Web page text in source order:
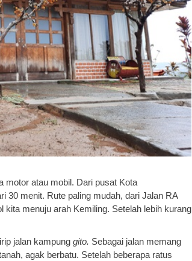
motor atau mobil. Dari pusat Kota
30 menit. Rute paling mudah, dari Jalan RA
kita menuju arah Kemiling. Setelah lebih kurang
jalan kampung gito. Sebagai jalan memang
agak berbatu. Setelah beberapa ratus